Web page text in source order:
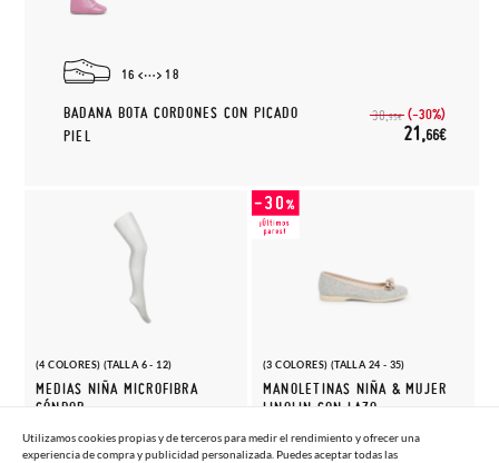
16 18
BADANA BOTA CORDONES CON PICADO
PIEL
30,95€ (-30%)
21,66€
(4 COLORES) (TALLA 6 - 12)
MEDIAS NIÑA MICROFIBRA
CÓNDOR
6, 90€ (-10%)
6,21€
(3 COLORES) (TALLA 24 - 35)
MANOLETINAS NIÑA & MUJER
LINOLIN CON LAZO
25,95€
18,16€
Utilizamos cookies propias y de terceros para medir el rendimiento y ofrecer una
experiencia de compra y publicidad personalizada. Puedes aceptar todas las